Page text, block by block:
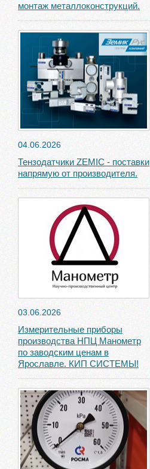
монтаж металлоконструкций.
04.06.2026
Тензодатчики ZEMIC - поставки
напрямую от производителя.
03.06.2026
Измерительные приборы
производства НПЦ Манометр
по заводским ценам в
Ярославле. КИП СИСТЕМЫ!